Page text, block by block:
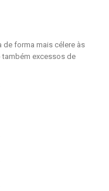
forma mais célere às
excessos de